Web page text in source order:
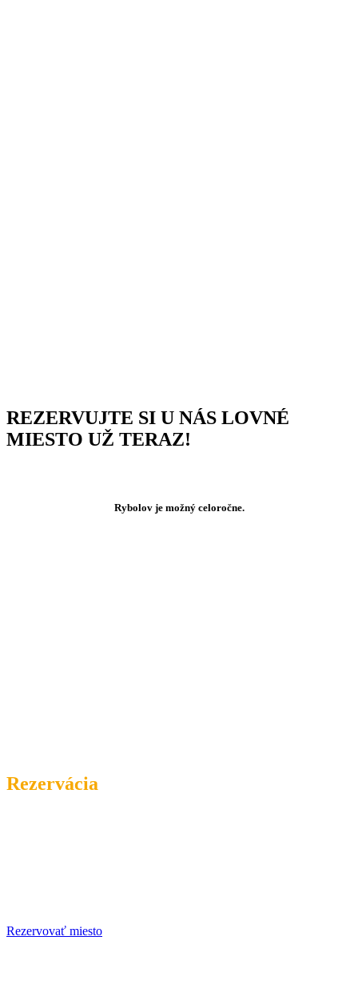
REZERVUJTE SI U NÁS LOVNÉ
MIESTO UŽ TERAZ!
Rybolov je možný celoročne.
Rezervácia
Rezervovať miesto